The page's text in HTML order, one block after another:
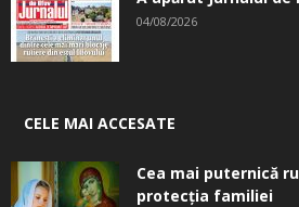
04/08/2026
CELE MAI ACCESATE
Cea mai puternică
protecția familiei